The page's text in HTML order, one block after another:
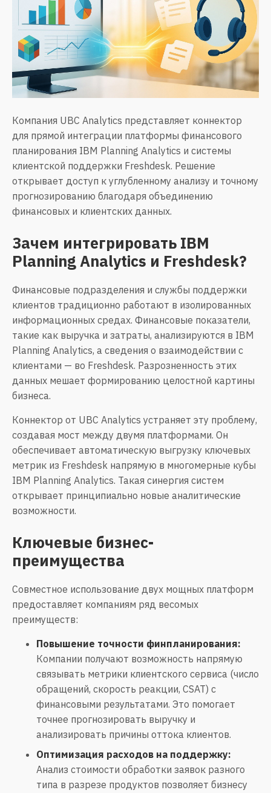
Компания UBC Analytics представляет коннектор
для прямой интеграции платформы финансового
планирования IBM Planning Analytics и системы
клиентской поддержки Freshdesk. Решение
открывает доступ к углубленному анализу и точному
прогнозированию благодаря объединению
финансовых и клиентских данных.
Зачем интегрировать IBM
Planning Analytics и Freshdesk?
Финансовые подразделения и службы поддержки
клиентов традиционно работают в изолированных
информационных средах. Финансовые показатели,
такие как выручка и затраты, анализируются в IBM
Planning Analytics, а сведения о взаимодействии с
клиентами — во Freshdesk. Разрозненность этих
данных мешает формированию целостной картины
бизнеса.
Коннектор от UBC Analytics устраняет эту проблему,
создавая мост между двумя платформами. Он
обеспечивает автоматическую выгрузку ключевых
метрик из Freshdesk напрямую в многомерные кубы
IBM Planning Analytics. Такая синергия систем
открывает принципиально новые аналитические
возможности.
Ключевые бизнес-
преимущества
Совместное использование двух мощных платформ
предоставляет компаниям ряд весомых
преимуществ:
Повышение точности финпланирования:
Компании получают возможность напрямую
связывать метрики клиентского сервиса (число
обращений, скорость реакции, CSAT) с
финансовыми результатами. Это помогает
точнее прогнозировать выручку и
анализировать причины оттока клиентов.
Оптимизация расходов на поддержку:
Анализ стоимости обработки заявок разного
типа в разрезе продуктов позволяет бизнесу